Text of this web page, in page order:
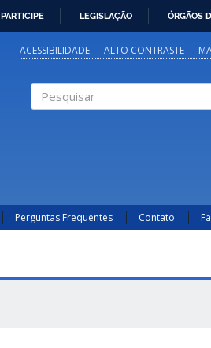
PARTICIPE LEGISLAÇÃO ÓRGÃOS
ACESSIBILIDADE ALTO CONTRASTE
Perguntas Frequentes Contato